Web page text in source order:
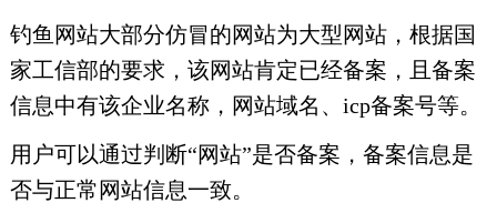
钓鱼网站大部分仿冒的网站为大型网站，根据国
家工信部的要求，该网站肯定已经备案，且备案
信息中有该企业名称，网站域名、icp备案号等。
用户可以通过判断“网站”是否备案，备案信息是
否与正常网站信息一致。